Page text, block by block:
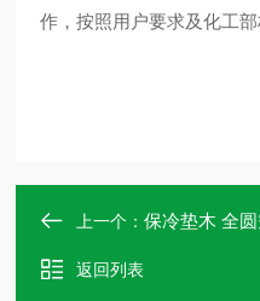
作，按照用户要求及化工部
上一个：保冷垫木 全
返回列表